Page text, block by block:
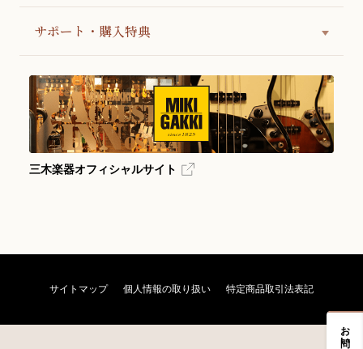
サポート・購入特典
三木楽器オフィシャルサイト
サイトマップ 個人情報の取り扱い 特定商品取引法表記